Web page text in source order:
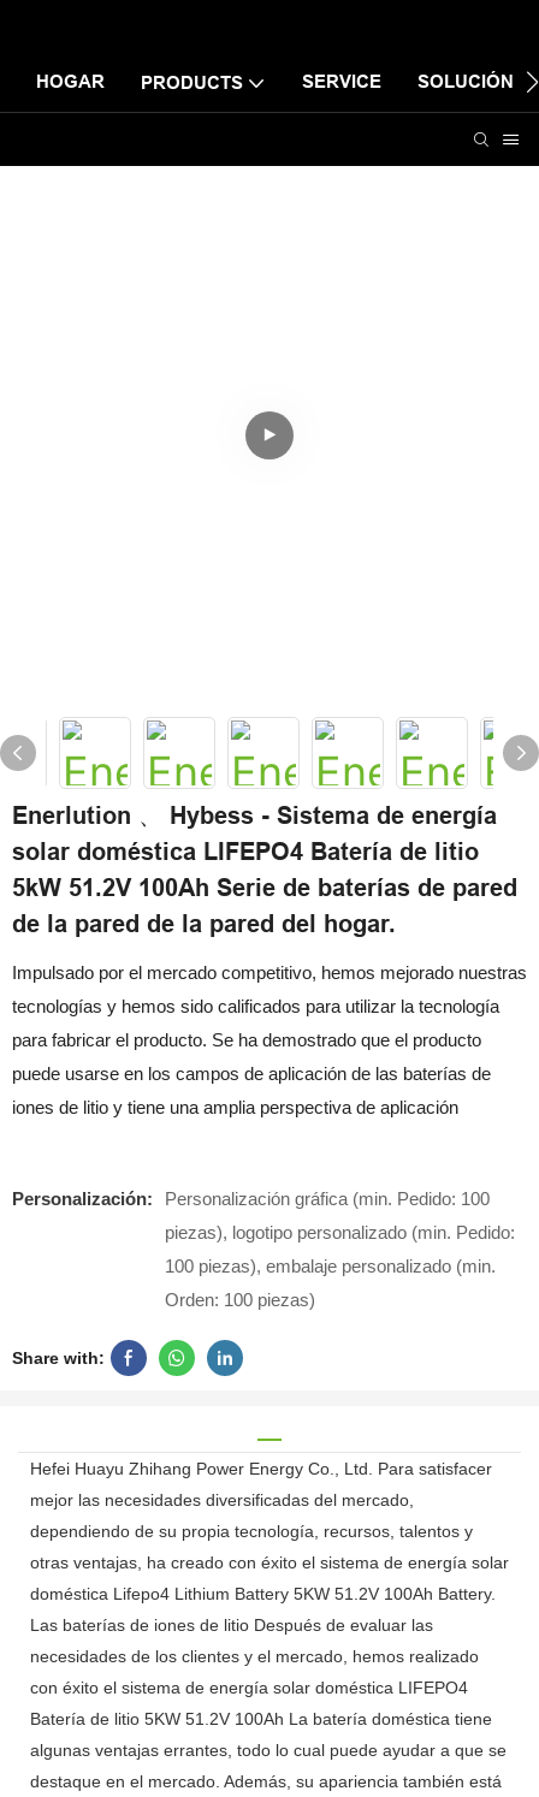
HOGAR PRODUCTS SERVICE SOLUCIÓN
Enerlution 、 Hybess - Sistema de energía
solar doméstica LIFEPO4 Batería de litio
5kW 51.2V 100Ah Serie de baterías de pared
de la pared de la pared del hogar.
Impulsado por el mercado competitivo, hemos mejorado nuestras
tecnologías y hemos sido calificados para utilizar la tecnología
para fabricar el producto. Se ha demostrado que el producto
puede usarse en los campos de aplicación de las baterías de
iones de litio y tiene una amplia perspectiva de aplicación
Personalización:
Personalización gráfica (min. Pedido: 100
piezas), logotipo personalizado (min. Pedido:
100 piezas), embalaje personalizado (min.
Orden: 100 piezas)
Share with:
Hefei Huayu Zhihang Power Energy Co., Ltd. Para satisfacer
mejor las necesidades diversificadas del mercado,
dependiendo de su propia tecnología, recursos, talentos y
otras ventajas, ha creado con éxito el sistema de energía solar
doméstica Lifepo4 Lithium Battery 5KW 51.2V 100Ah Battery.
Las baterías de iones de litio Después de evaluar las
necesidades de los clientes y el mercado, hemos realizado
con éxito el sistema de energía solar doméstica LIFEPO4
Batería de litio 5KW 51.2V 100Ah La batería doméstica tiene
algunas ventajas errantes, todo lo cual puede ayudar a que se
destaque en el mercado. Además, su apariencia también está